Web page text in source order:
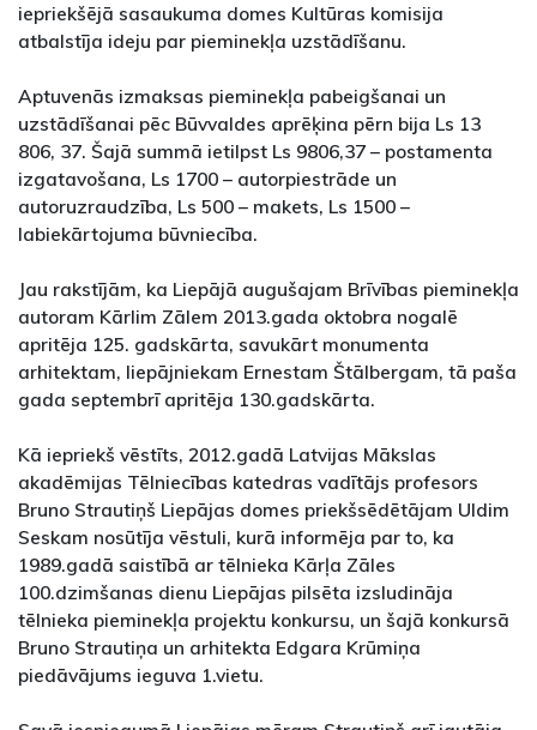
iepriekšējā sasaukuma domes Kultūras komisija
atbalstīja ideju par pieminekļa uzstādīšanu.
Aptuvenās izmaksas pieminekļa pabeigšanai un
uzstādīšanai pēc Būvvaldes aprēķina pērn bija Ls 13
806, 37. Šajā summā ietilpst Ls 9806,37 – postamenta
izgatavošana, Ls 1700 – autorpiestrāde un
autoruzraudzība, Ls 500 – makets, Ls 1500 –
labiekārtojuma būvniecība.
Jau rakstījām, ka Liepājā augušajam Brīvības pieminekļa
autoram Kārlim Zālem 2013.gada oktobra nogalē
apritēja 125. gadskārta, savukārt monumenta
arhitektam, liepājniekam Ernestam Štālbergam, tā paša
gada septembrī apritēja 130.gadskārta.
Kā iepriekš vēstīts, 2012.gadā Latvijas Mākslas
akadēmijas Tēlniecības katedras vadītājs profesors
Bruno Strautiņš Liepājas domes priekšsēdētājam Uldim
Seskam nosūtīja vēstuli, kurā informēja par to, ka
1989.gadā saistībā ar tēlnieka Kārļa Zāles
100.dzimšanas dienu Liepājas pilsēta izsludināja
tēlnieka pieminekļa projektu konkursu, un šajā konkursā
Bruno Strautiņa un arhitekta Edgara Krūmiņa
piedāvājums ieguva 1.vietu.